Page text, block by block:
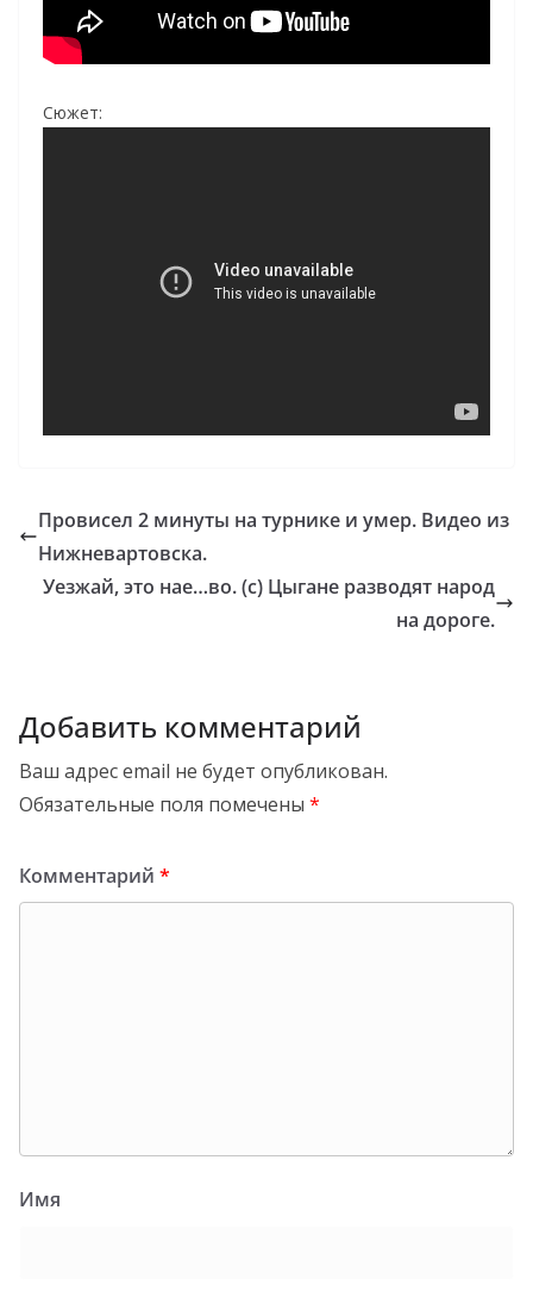
Сюжет:
Провисел 2 минуты на турнике и умер. Видео из
Нижневартовска.
Уезжай, это нае…во. (с) Цыгане разводят народ
на дороге.
Добавить комментарий
Ваш адрес email не будет опубликован.
Обязательные поля помечены *
Комментарий *
Имя